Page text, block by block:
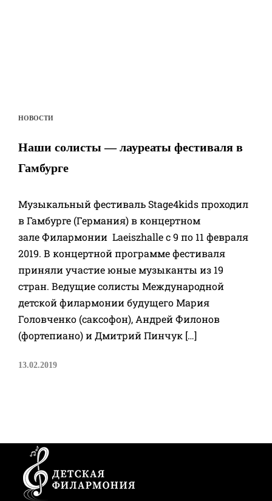
НОВОСТИ
Наши солисты — лауреаты фестиваля в
Гамбурге
Музыкальный фестиваль Stage4kids проходил
в Гамбурге (Германия) в концертном
зале Филармонии Laeiszhalle с 9 по 11 февраля
2019. В концертной программе фестиваля
приняли участие юные музыканты из 19
стран. Ведущие солисты Международной
детской филармонии будущего Мария
Головченко (саксофон), Андрей Филонов
(фортепиано) и Дмитрий Пинчук […]
13.02.2019